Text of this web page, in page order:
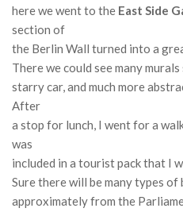
here we went to the East Side
section of
the Berlin Wall turned into a
There we could see many
starry car, and much more
After
a stop for lunch, I went for a
was
included in a tourist pack that I
Sure there will be many types
approximately from the